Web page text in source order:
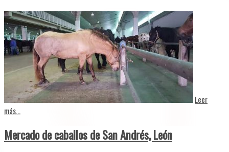
Leer
más...
Mercado de caballos de San Andrés, León